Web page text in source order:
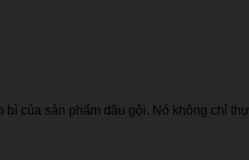
của sản phẩm dầu gội. Nó không chỉ